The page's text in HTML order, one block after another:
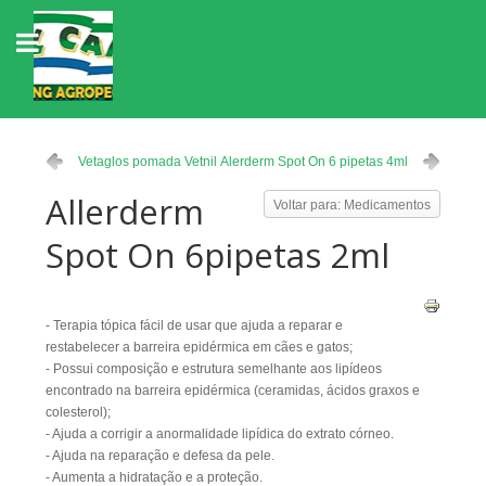
Vetaglos pomada Vetnil Alerderm Spot On 6 pipetas 4ml
Voltar para: Medicamentos
Allerderm
Spot On 6pipetas 2ml
- Terapia tópica fácil de usar que ajuda a reparar e
restabelecer a barreira epidérmica em cães e gatos;
- Possui composição e estrutura semelhante aos lipídeos
encontrado na barreira epidérmica (ceramidas, ácidos graxos e
colesterol);
- Ajuda a corrigir a anormalidade lipídica do extrato córneo.
- Ajuda na reparação e defesa da pele.
- Aumenta a hidratação e a proteção.